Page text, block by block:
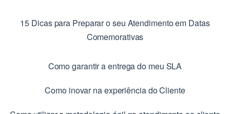
15 Dicas para Preparar o seu Atendimento em Datas
Comemorativas
Como garantir a entrega do meu SLA
Como inovar na experiência do Cliente